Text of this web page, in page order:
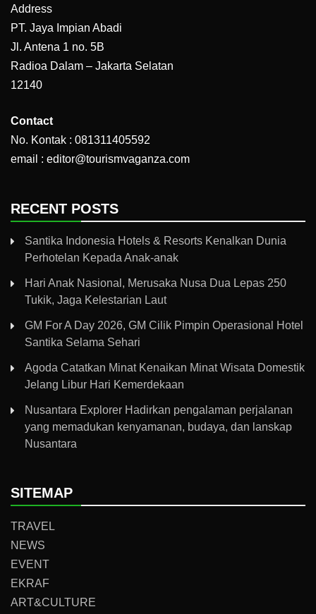
Address
PT. Jaya Impian Abadi
Jl. Antena 1 no. 5B
Radioa Dalam – Jakarta Selatan
12140
Contact
No. Kontak : 081311405592
email : editor@tourismvaganza.com
RECENT POSTS
Santika Indonesia Hotels & Resorts Kenalkan Dunia
Perhotelan Kepada Anak-anak
Hari Anak Nasional, Merusaka Nusa Dua Lepas 250
Tukik, Jaga Kelestarian Laut
GM For A Day 2026, GM Cilik Pimpin Operasional Hotel
Santika Selama Sehari
Agoda Catatkan Minat Kenaikan Minat Wisata Domestik
Jelang Libur Hari Kemerdekaan
Nusantara Explorer Hadirkan pengalaman perjalanan
yang memadukan kenyamanan, budaya, dan lanskap
Nusantara
SITEMAP
TRAVEL
NEWS
EVENT
EKRAF
ART&CULTURE